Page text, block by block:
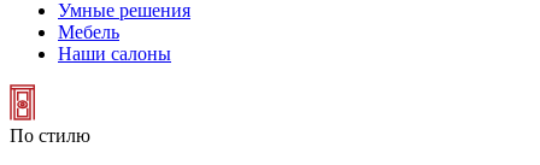
Умные решения
Мебель
Наши салоны
По стилю